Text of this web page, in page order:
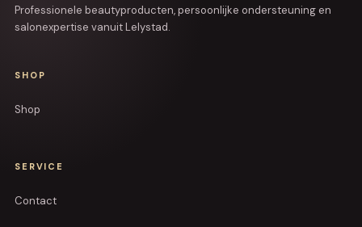
Professionele beautyproducten, persoonlijke ondersteuning en
salonexpertise vanuit Lelystad.
SHOP
Shop
SERVICE
Contact